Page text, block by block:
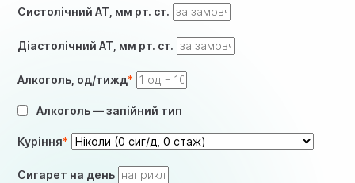
Систолічний АТ, мм рт. ст.
Діастолічний АТ, мм рт. ст.
Алкоголь, од/тижд
Алкоголь — запійний тип
Куріння
Сигарет на день